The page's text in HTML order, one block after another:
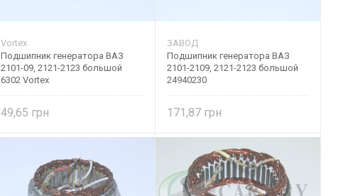
Vortex
Подшипник генератора ВАЗ
2101-09, 2121-2123 большой
6302 Vortex
49,65
ЗАВОД
Подшипник генератора ВАЗ
2101-2109, 2121-2123 большой
24940230
171,87